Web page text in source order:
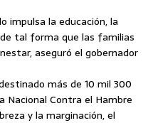
impulsa la educación, la
tal forma que las familias
aseguró el gobernador
más de 10 mil 300
Nacional Contra el Hambre
y la marginación, el